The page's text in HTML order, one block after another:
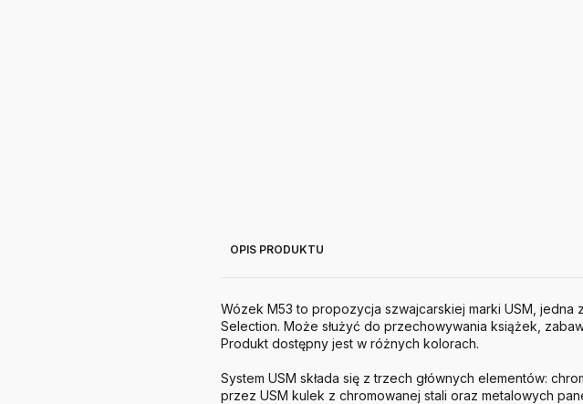
OPIS PRODUKTU
Wózek M53 to propozycja szwajcarskiej marki USM ,
Selection. Może służyć do przechowywania książek,
Produkt dostępny jest w różnych kolorach.
System USM składa się z trzech głównych elementów:
przez USM kulek z chromowanej stali oraz metalowych